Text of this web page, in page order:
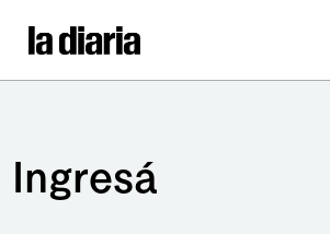
Ingresá